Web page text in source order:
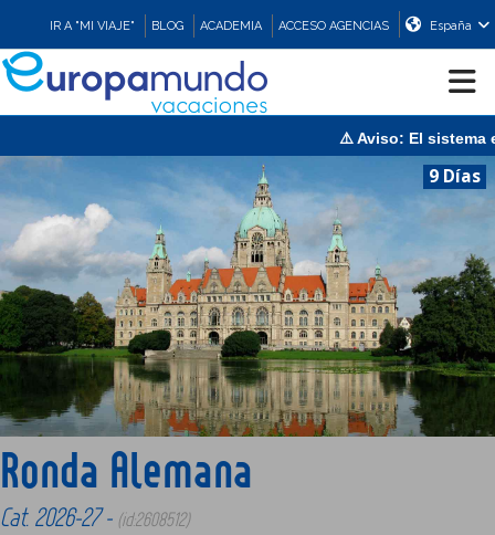
IR A "MI VIAJE" BLOG ACADEMIA ACCESO AGENCIAS España
EUROPA
ASIA
ORIENTE
PROMOCIONES
COMPRAR
⚠️ Aviso: El sistema
9 Días
Ronda Alemana
Cat. 2026-27 - (id:2608512)